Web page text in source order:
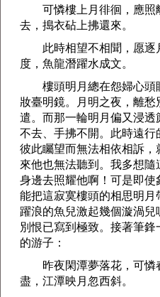
可憐樓上月徘徊，應照
去，搗衣砧上拂還來。
此時相望不相聞，愿逐
度，魚龍潛躍水成文。
樓頭明月總在怨婦心頭
妝臺明鏡。月明之夜，離
遣。而那一輪明月偏又浸
不去、手拂不開。此時遠
彼此矚望而無法相依相訴
來他也無法聽到。我多想
身邊去照耀他啊！可是即
能把這寂寞樓頭的相思明
躍浪的魚兒激起幾個漩渦
別恨已寫到極致。接著筆
的游子：
昨夜閑潭夢落花，可憐
盡，江潭映月忽西斜。